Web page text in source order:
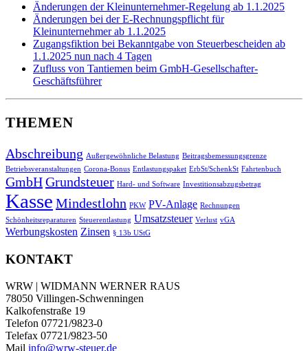
Änderungen der Kleinunternehmer-Regelung ab 1.1.2025
Änderungen bei der E-Rechnungspflicht für
Kleinunternehmer ab 1.1.2025
Zugangsfiktion bei Bekanntgabe von Steuerbescheiden ab
1.1.2025 nun nach 4 Tagen
Zufluss von Tantiemen beim GmbH-Gesellschafter-
Geschäftsführer
THEMEN
Abschreibung Außergewöhnliche Belastung Beitragsbemessungsgrenze
Betriebsveranstaltungen Corona-Bonus Entlastungspaket ErbSt/SchenkSt Fahrtenbuch
GmbHGrundsteuer Hard- und Software Investitionsabzugsbetrag
Kasse Mindestlohn PKW PV-Anlage Rechnungen
Schönheitsreparaturen Steuerentlastung Umsatzsteuer Verlust vGA
Werbungskosten Zinsen § 13b UStG
KONTAKT
WRW | WIDMANN WERNER RAUS
78050 Villingen-Schwenningen
Kalkofenstraße 19
Telefon 07721/9823-0
Telefax 07721/9823-50
Mail info@wrw-steuer.de